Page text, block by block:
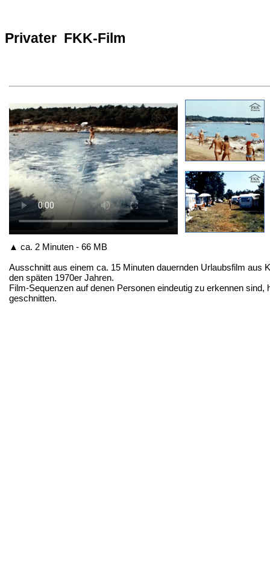
Privater FKK-Film
▲ ca. 2 Minuten - 66 MB
Ausschnitt aus einem ca. 15 Minuten dauernden Urlaubsfilm aus
den späten 1970er Jahren.
Film-Sequenzen auf denen Personen eindeutig zu erkennen sind,
geschnitten.